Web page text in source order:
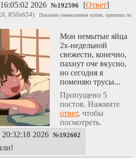
2026 №192596 [Ответ]
850x654)
Показана уменьшенная копия, оригинал по
Мои немытые яйца
2х-недельной
свежести, конечно,
пахнут оче вкусно,
но сегодня я
поменяю трусы...
Пропущено 5
постов. Нажмите
ответ, чтобы
посмотреть.
2026 №192602